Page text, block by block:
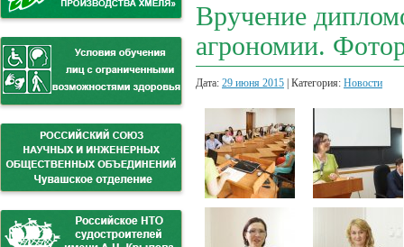
Вручение
агрономии.
Дата: 29 июня 2015 | Категория: Новости